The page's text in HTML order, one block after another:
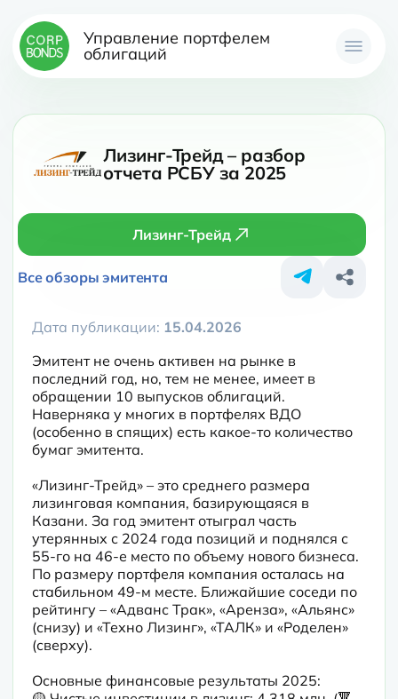
Управление портфелем
облигаций
Лизинг-Трейд – разбор
отчета РСБУ за 2025
Лизинг-Трейд
Все обзоры эмитента
Дата публикации: 15.04.2026
Эмитент не очень активен на рынке в
последний год, но, тем не менее, имеет в
обращении 10 выпусков облигаций.
Наверняка у многих в портфелях ВДО
(особенно в спящих) есть какое-то количество
бумаг эмитента.
«Лизинг-Трейд» – это среднего размера
лизинговая компания, базирующаяся в
Казани. За год эмитент отыграл часть
утерянных с 2024 года позиций и поднялся с
55-го на 46-е место по объему нового бизнеса.
По размеру портфеля компания осталась на
стабильном 49-м месте. Ближайшие соседи по
рейтингу – «Адванс Трак», «Аренза», «Альянс»
(снизу) и «Техно Лизинг», «ТАЛК» и «Роделен»
(сверху).
Основные финансовые результаты 2025: